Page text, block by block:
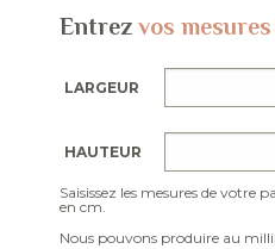
Entrez vos mesures
LARGEUR
HAUTEUR
Saisissez les mesures de votre
en cm.
Nous pouvons produire au